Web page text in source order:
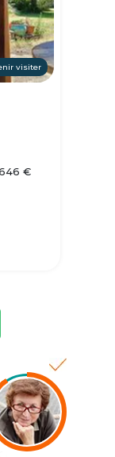
visiter
€